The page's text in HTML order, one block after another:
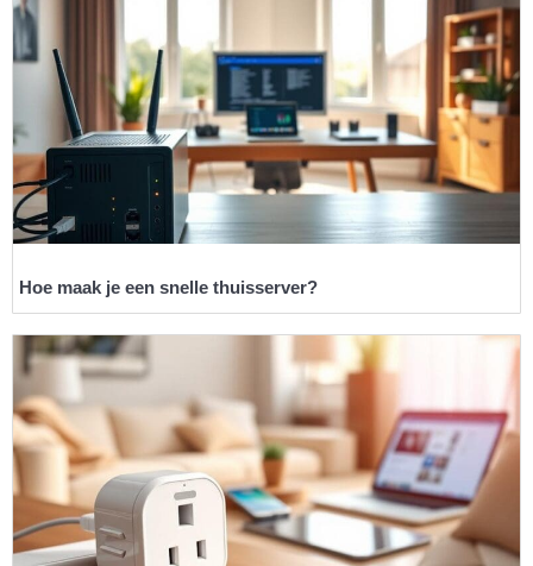
Hoe maak je een snelle thuisserver?